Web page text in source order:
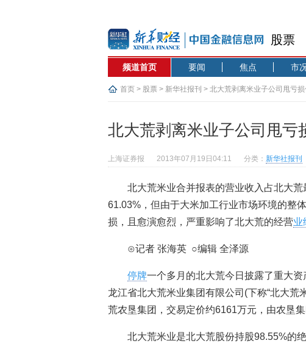
股票
频道首页 要闻 焦点 市
首页 > 股票 > 新华社报刊 > 北大荒剥离米业子公司甩亏损
北大荒剥离米业子公司甩亏
上海证券报 2013年07月19日04:11 分类： 新华社报刊
北大荒米业合并报表的营业收入占北大
61.03%，但由于大米加工行业市场环境的整
损，且愈演愈烈，严重影响了北大荒的经营业
⊙记者 张海英 ○编辑 全泽源
停牌一个多月的北大荒今日披露了重大
龙江省北大荒米业集团有限公司(下称“北大荒
荒农垦集团，交易定价约6161万元，由农垦
北大荒米业是北大荒股份持股98.55%的